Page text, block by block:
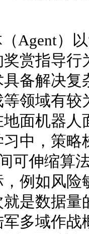
Agent）
赏指导
备解决
领域有
面机器
中，策略
可伸缩算
例如风
是数据
多域作战